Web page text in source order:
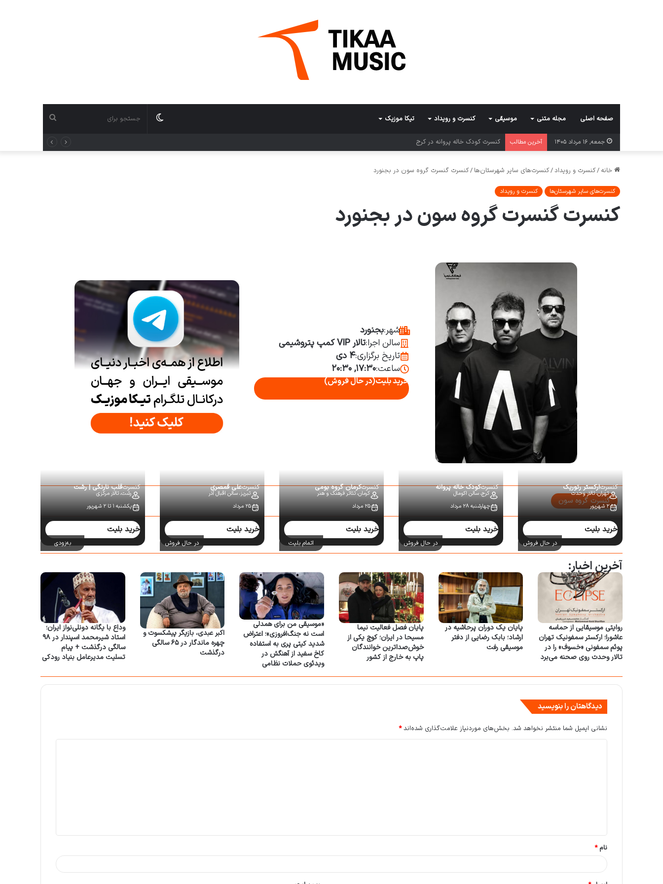
صفحه اصلی مجله متنی موسیقی کنسرت و رویداد تیکا موزیک
جمعه, ۱۶ مرداد ۱۴۰۵ آخرین مطالب کنسرت کرمان گروه بومی در کرمان
خانه /کنسرت و رویداد/کنسرت‌های سایر شهرستان‌ها /کنسرت گنسرت گروه سون در بجنورد
کنسرت‌های سایر شهرستان‌ها کنسرت و رویداد
کنسرت گنسرت گروه سون در بجنورد
شهر:بجنورد
سالن اجرا:تالار VIP کمپ پتروشیمی
تاریخ برگزاری:۴ دی
ساعت:۱۷:۳۰, ۲۰:۳۰
خرید بلیت(در حال فروش)
گنسرت گروه سون
سایر کنسرت‌ها:
کنسرتارکستر رتوریک
تهران،تالار وحدت
۲ شهریور
خرید بلیت
در حال فروش
کنسرتکودک خاله پروانه
کرج،سالن اکومال
چهارشنبه ۲۸ مرداد
خرید بلیت
در حال فروش
کنسرتکرمان گروه بومی
کرمان،تئاتر فرهنگ و هنر
۲۵ مرداد
خرید بلیت
اتمام بلیت
کنسرتعلی قمصری
تبریز،سالن اقبال آذر
۲۵ مرداد
خرید بلیت
در حال فروش
کنسرتقلب نارنگی | رشت
رشت،تالار مرکزی
یکشنبه ۱ تا ۲ شهریور
خرید بلیت
به‌زودی
آخرین اخبار:
روایتی موسیقایی از حماسه
عاشورا؛ ارکستر سمفونیک تهران
پوئم سمفونی «خسوف» را در
تالار وحدت روی صحنه می‌برد
پایان یک دوران پرحاشیه در
ارشاد؛ بابک رضایی از دفتر
موسیقی رفت
پایان فصل فعالیت نیما
مسیحا در ایران؛ کوچ یکی از
خوش‌صداترین خوانندگان
پاپ به خارج از کشور
«موسیقی من برای همدلی
است نه جنگ‌افروزی»؛ اعتراض
شدید کیتی پری به استفاده
کاخ سفید از آهنگش در
ویدئوی حملات نظامی
اکبر عبدی، بازیگر پیشکسوت و
چهره ماندگار در ۶۵ سالگی
درگذشت
وداع با یگانه دونلی‌نواز ایران؛
استاد شیرمحمد اسپندار در ۹۸
سالگی درگذشت + پیام
تسلیت مدیرعامل بنیاد رودکی
دیدگاهتان را بنویسید
نشانی ایمیل شما منتشر نخواهد شد. بخش‌های موردنیاز علامت‌گذاری شده‌اند*
*
نام*